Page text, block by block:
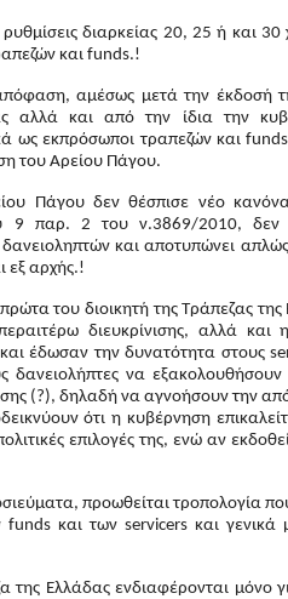
ρυθμίσεις διαρκείας 20, 25 ή και
και funds.!
αμέσως μετά την έκδοσή
αλλά και από την ίδια την
ως εκπρόσωποι τραπεζών και
του Αρείου Πάγου.
Πάγου δεν θέσπισε νέο
9 παρ. 2 του ν.3869/2010, δεν
και αποτυπώνει
εξ αρχής.!
πρώτα του διοικητή της Τράπεζας
διευκρίνισης, αλλά και
έδωσαν την δυνατότητα στους
δανειολήπτες να
(?), δηλαδή να αγνοήσουν την
ότι η κυβέρνηση
επιλογές της, ενώ αν
προωθείται τροπολογία που
funds και των servicers και
της Ελλάδας ενδιαφέρονται μόνο